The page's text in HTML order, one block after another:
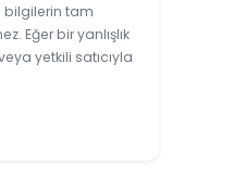
bilgilerin tam
Eğer bir yanlışlık
yetkili satıcıyla